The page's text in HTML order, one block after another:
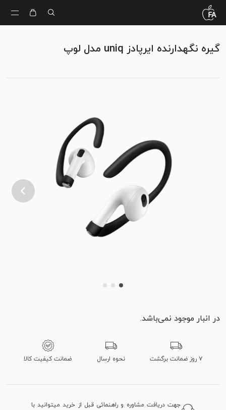
گیره نگهدارنده ایرپادز uniq مدل لوپ
در انبار موجود نمی‌باشد.
۷ روز ضمانت برگشت نحوه ارسال ضمانت کیفیت کالا
جهت دریافت مشاوره و راهنمائی قبل از خرید میتوانید با